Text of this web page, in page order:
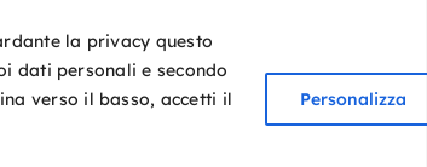
la privacy questo
dati personali e secondo
verso il basso, accetti il
Personalizza